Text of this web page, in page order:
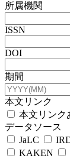
所属機関
ISSN
DOI
期間
本文リンク
本文リンク
データソース
JaLC
KAKEN